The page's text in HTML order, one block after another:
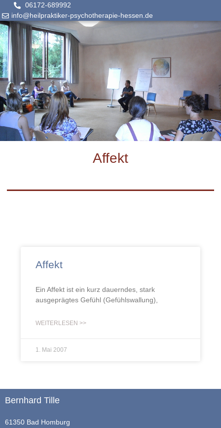
06172-689992
info@heilpraktiker-psychotherapie-hessen.de
Affekt
Affekt
Ein Affekt ist ein kurz dauerndes, stark
ausgeprägtes Gefühl (Gefühlswallung),
WEITERLESEN >>
1. Mai 2007
Bernhard Tille
61350 Bad Homburg